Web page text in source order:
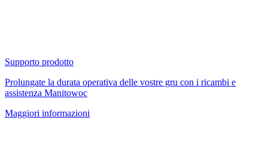
Supporto prodotto
Prolungate la durata operativa delle vostre gru con i ricambi e
assistenza Manitowoc
Maggiori informazioni